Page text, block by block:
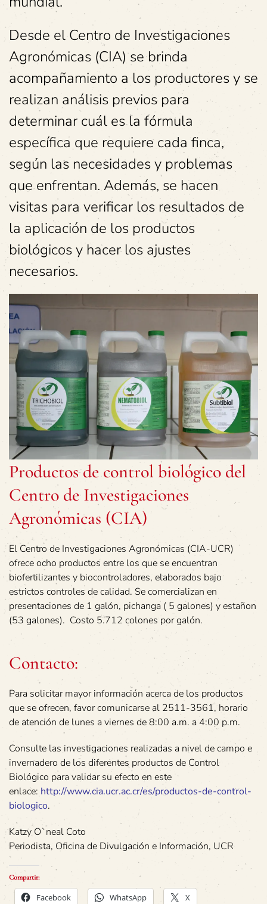
Desde el Centro de Investigaciones
Agronómicas (CIA) se brinda
acompañamiento a los productores y se
realizan análisis previos para
determinar cuál es la fórmula
específica que requiere cada finca,
según las necesidades y problemas
que enfrentan. Además, se hacen
visitas para verificar los resultados de
la aplicación de los productos
biológicos y hacer los ajustes
necesarios.
Productos de control biológico del
Centro de Investigaciones
Agronómicas (CIA)
El Centro de Investigaciones Agronómicas (CIA-UCR)
ofrece ocho productos entre los que se encuentran
biofertilizantes y biocontroladores, elaborados bajo
estrictos controles de calidad. Se comercializan en
presentaciones de 1 galón, pichanga ( 5 galones) y estañon
(53 galones). Costo 5.712 colones por galón.
Contacto:
Para solicitar mayor información acerca de los productos
que se ofrecen, favor comunicarse al 2511-3561, horario
de atención de lunes a viernes de 8:00 a.m. a 4:00 p.m.
Consulte las investigaciones realizadas a nivel de campo e
invernadero de los diferentes productos de Control
Biológico para validar su efecto en este
enlace: http://www.cia.ucr.ac.cr/es/productos-de-control-
biologico.
Katzy O`neal Coto
Periodista, Oficina de Divulgación e Información, UCR
Compartir:
Facebook WhatsApp X